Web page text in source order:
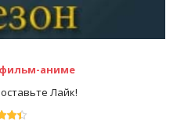
аниме
Лайк!